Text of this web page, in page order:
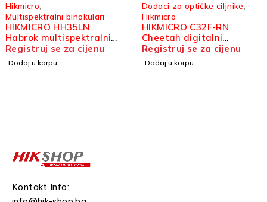
Hikmicro
Multispektralni binokulari
HIKMICRO HH35LN
Habrok multispektralni
binokular
Registruj se za cijenu
Dodaj u korpu
Dodaci za optičke ciljnike
Hikmicro
HIKMICRO C32F-RN
Cheetah digitalni
dodatak za optički ciljnik
Registruj se za cijenu
Dodaj u korpu
Kontakt Info: